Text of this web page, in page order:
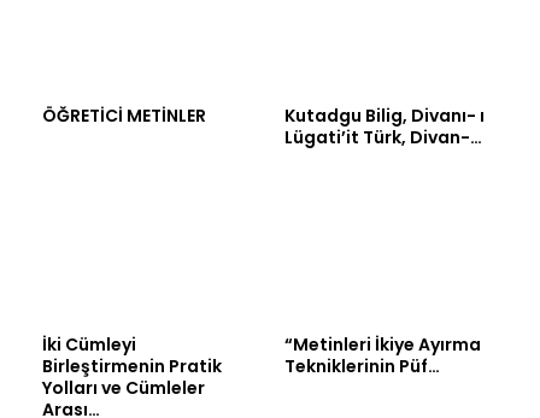
ÖĞRETİCİ METİNLER
Kutadgu Bilig, Divanı- ı
Lügati’it Türk, Divan-…
İki Cümleyi
Birleştirmenin Pratik
Yolları ve Cümleler
Arası…
“Metinleri İkiye Ayırma
Tekniklerinin Püf…